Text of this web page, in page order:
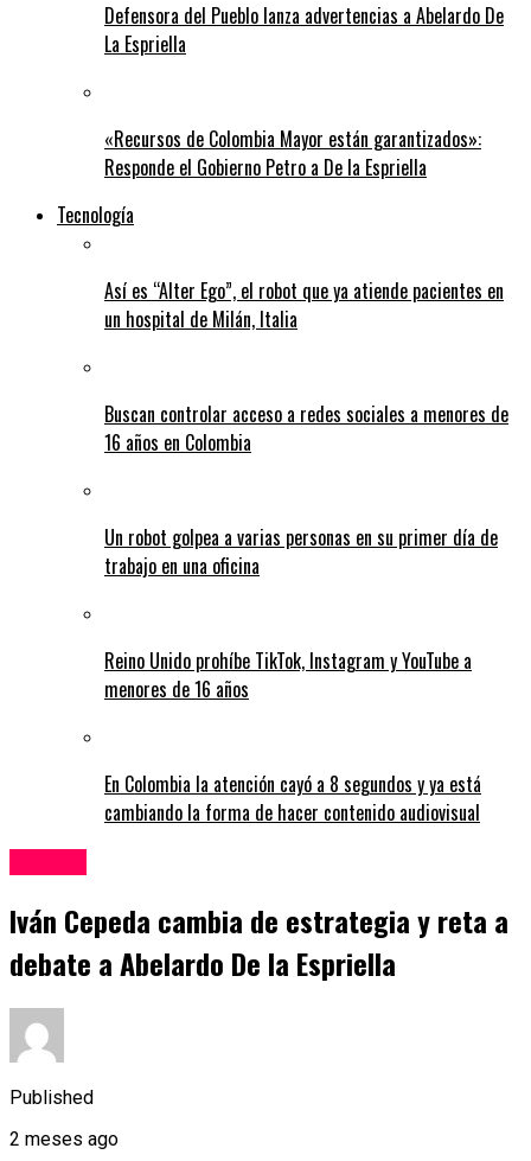
Defensora del Pueblo lanza advertencias a Abelardo De
La Espriella
«Recursos de Colombia Mayor están garantizados»:
Responde el Gobierno Petro a De la Espriella
Tecnología
Así es “Alter Ego”, el robot que ya atiende pacientes en
un hospital de Milán, Italia
Buscan controlar acceso a redes sociales a menores de
16 años en Colombia
Un robot golpea a varias personas en su primer día de
trabajo en una oficina
Reino Unido prohíbe TikTok, Instagram y YouTube a
menores de 16 años
En Colombia la atención cayó a 8 segundos y ya está
cambiando la forma de hacer contenido audiovisual
Iván Cepeda cambia de estrategia y reta a
debate a Abelardo De la Espriella
Published
2 meses ago